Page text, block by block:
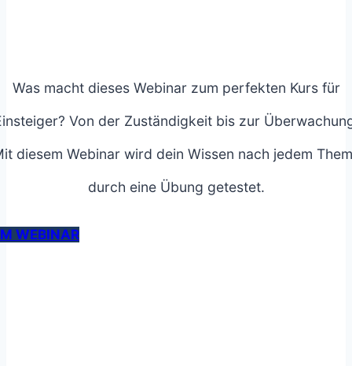
Was macht dieses Webinar zum perfekten Kurs für
Von der Zuständigkeit bis zur
diesem Webinar wird dein Wissen nach jedem
durch eine Übung getestet.
WEBINAR